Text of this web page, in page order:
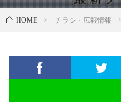
HOME チラシ・広報情報